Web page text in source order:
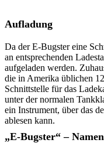
Aufladung
Da der E-Bugster eine
an entsprechenden
aufgeladen werden.
die in Amerika üblichen
Schnittstelle für das
unter der normalen
ein Instrument, über das
ablesen kann.
„E-Bugster“ –